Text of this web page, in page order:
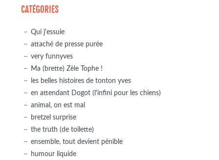
CATÉGORIES
Qui j'essuie
attaché de presse purée
very funnyves
Ma (brette) Zèle Tophe !
les belles histoires de tonton yves
en attendant Dogot (l'infini pour les chiens)
animal, on est mal
bretzel surprise
the truth (de toilette)
ensemble, tout devient pénible
humour liquide